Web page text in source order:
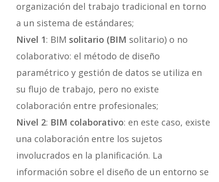
organización del trabajo tradicional en torno
a un sistema de estándares;
Nivel 1: BIM solitario (BIM solitario) o no
colaborativo: el método de diseño
paramétrico y gestión de datos se utiliza en
su flujo de trabajo, pero no existe
colaboración entre profesionales;
Nivel 2: BIM colaborativo: en este caso, existe
una colaboración entre los sujetos
involucrados en la planificación. La
información sobre el diseño de un entorno se